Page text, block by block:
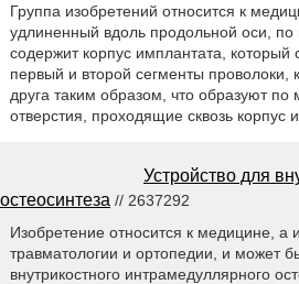
Группа изобретений относится к
удлиненный вдоль продольной оси, по
содержит корпус имплантата, который
первый и второй сегменты проволоки,
друга таким образом, что образуют
отверстия, проходящие сквозь корпус
Устройство для
остеосинтеза // 2637292
Изобретение относится к медицине, а
травматологии и ортопедии, и может
внутрикостного интрамедуллярного